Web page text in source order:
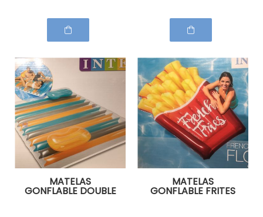
MATELAS
GONFLABLE DOUBLE
MATELAS
GONFLABLE FRITES